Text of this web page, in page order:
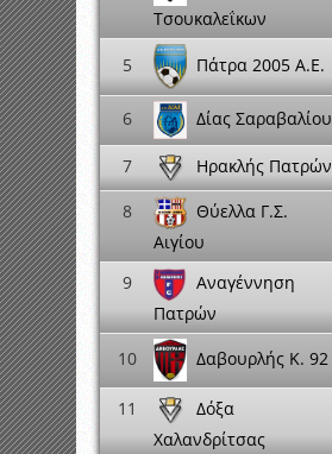
Τσουκαλεΐκων
5 Πάτρα 2005 A.E.
6 Δίας Σαραβαλίου
7 Ηρακλής Πατρών
8
Θύελλα Γ.Σ.
Αιγίου
9
Αναγέννηση
Πατρών
10 Δαβουρλής K. 92
11
Δόξα
Χαλανδρίτσας